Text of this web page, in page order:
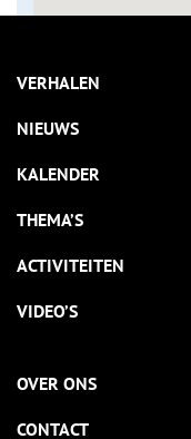
VERHALEN
NIEUWS
KALENDER
THEMA’S
ACTIVITEITEN
VIDEO’S
OVER ONS
CONTACT